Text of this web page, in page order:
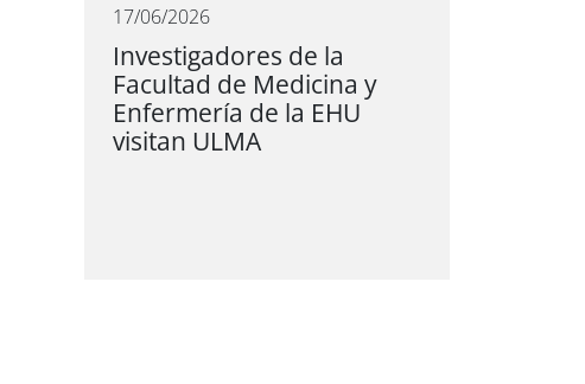
17/06/2026
Investigadores de la
Facultad de Medicina y
Enfermería de la EHU
visitan ULMA